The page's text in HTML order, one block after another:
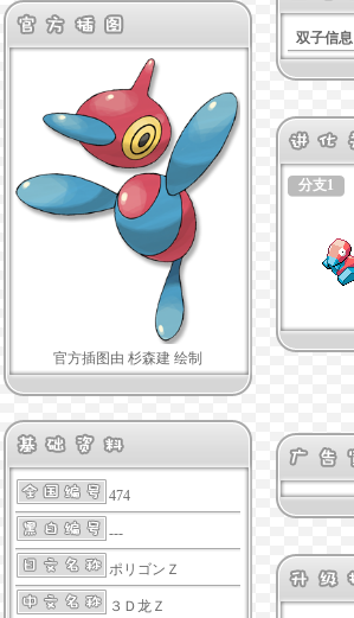
官方插图由 杉森建 绘制
474
---
ポリゴンＺ
３Ｄ龙Ｚ
双子信息
分支1